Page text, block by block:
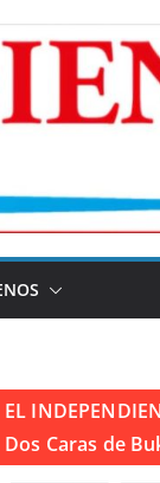
EL
Dos Caras de